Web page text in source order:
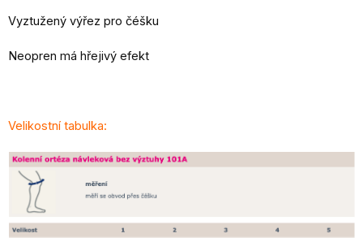
Vyztužený výřez pro čéšku
Neopren má hřejivý efekt
Velikostní tabulka: